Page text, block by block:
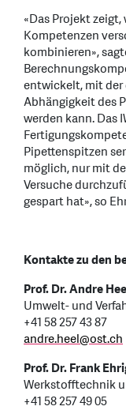
«Das Projekt
Kompetenzen
kombinieren»,
entwickelt, mit der
Abhängigkeit des
werden kann. Das
Pipettenspitzen
möglich, nur mit
Versuche
gespart hat», so
Kontakte zu den
Prof. Dr. Andre
Umwelt- und
+41 58 257 43 87
andre.heel@ost.ch
Prof. Dr. Frank
Werkstofftechnik
+41 58 257 49 05